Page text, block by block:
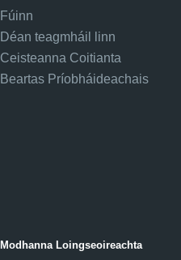
Fúinn
Déan teagmháil linn
Ceisteanna Coitianta
Beartas Príobháideachais
Modhanna Loingseoireachta